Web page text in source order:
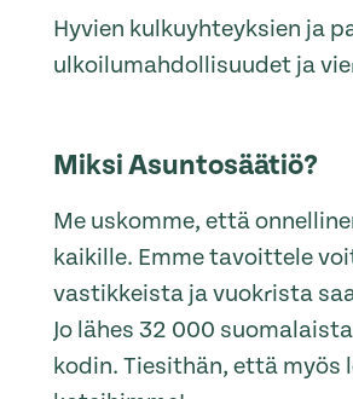
Hyvien kulkuyhteyksien ja
ulkoilumahdollisuudet ja
Miksi Asuntosäätiö?
Me uskomme, että
kaikille. Emme tavoittele
vastikkeista ja vuokrista
Jo lähes 32 000
kodin. Tiesithän, että